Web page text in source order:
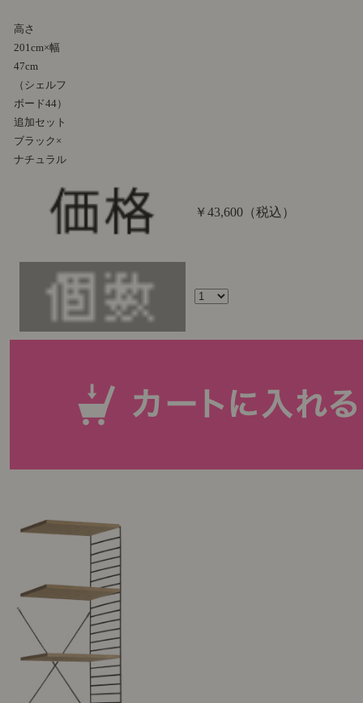
高さ
201cm×幅
47cm
（シェルフ
ボード44）
追加セット
ブラック×
ナチュラル
￥43,600 （税込）